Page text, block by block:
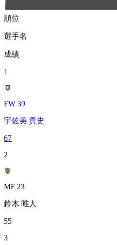
順位
選手名
成績
1
FW 39
宇佐美 貴史
67
2
MF 23
鈴木 唯人
55
3